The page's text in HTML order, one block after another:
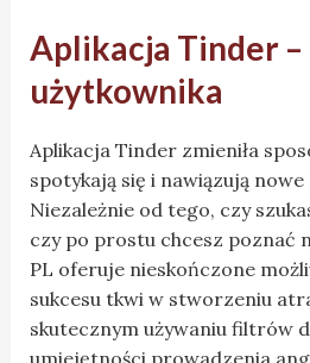
Aplikacja Tinder
użytkownika
Aplikacja Tinder zmieniła
spotykają się i nawiązują
Niezależnie od tego, czy
czy po prostu chcesz poznać
PL oferuje nieskończone
sukcesu tkwi w stworzeniu
skutecznym używaniu filtrów